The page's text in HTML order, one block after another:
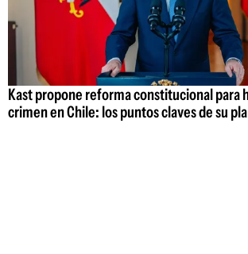
Kast propone reforma constitucional para
crimen en Chile: los puntos claves de su